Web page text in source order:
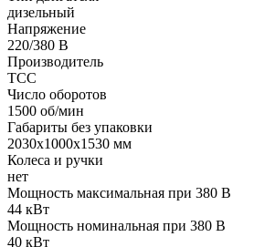
дизельный
Напряжение
220/380 В
Производитель
ТСС
Число оборотов
1500 об/мин
Габариты без упаковки
2030х1000х1530 мм
Колеса и ручки
нет
Мощность максимальная при 380 В
44 кВт
Мощность номинальная при 380 В
40 кВт